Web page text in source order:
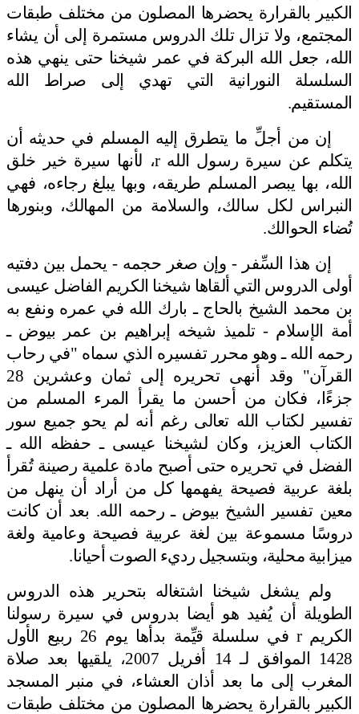
الكبير بالقرارة يحضرها المصلون من مختلف طبقات
المجتمع، ولا تزال تلك الدروس مستمرة إلى أن يشاء
الله، جعل الله البركة في عمر شيخنا حتى ينهي هذه
السلسلة النورانية التي تهدي إلى صراط الله
المستقيم.
إن من أجلِّ ما يتطرق إليه المسلم في حديثه أن
يتكلم عن سيرة رسول اللهr، لأنها سيرة خير خلق
الله، بها يبصر المسلم طريقه، وبها يبلغ رجاءه، فهي
النبراس لكل سالك، والسلامة من المهالك، وبنورها
تُضاء الحوالك.
إن هذا السِّفر - وإن صغر حجمه - يحمل بين دفتيه
أولى الدروس التي ألقاها شيخنا الكريم الفاضل عيسى
بن محمد الشيخ بالحاج ـ بارك الله في عمره ونفع به
أمة الإسلام - تلميذ شيخه إبراهيم بن عمر بيوض ـ
رحمه الله ـ وهو محرر تفسيره الذي سماه "في رحاب
القرآن" وقد أنهى تحريره إلى ثمان وعشرين 28
جزءًا، فكان من أحسن ما يقرأ المرء المسلم من
تفسير لكتاب الله تعالى رغم أنه لم يحو جميع سور
الكتاب العزيز، وكان لشيخنا عيسى ـ حفظه الله ـ
الفضل في تحريره حتى أصبح مادة علمية رصينة تُقرأ
بلغة عربية فصيحة يفهمها كل من أراد أن ينهل من
معين تفسير الشيخ بيوض ـ رحمه الله. بعد أن كانت
دروسًا مسموعة بين لغة عربية فصيحة وعامية ولغة
ميزابية محلية، وبتسجيل رديء الصوت أحيانا.
ولم يشغل شيخنا اشتغاله بتحرير هذه الدروس
الطويلة أن يُفيد هو أيضا بدروس في سيرة رسولنا
الكريمr
في سلسلة قيِّمة بدأها يوم 26 ربيع الأول
1428 الموافق لـ 14 أفريل 2007، يلقيها بعد صلاة
المغرب إلى ما بعد أذان العشاء، في منبر المسجد
الكبير بالقرارة يحضرها المصلون من مختلف طبقات